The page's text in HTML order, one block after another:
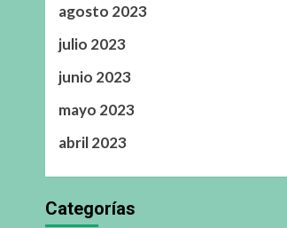
agosto 2023
julio 2023
junio 2023
mayo 2023
abril 2023
Categorías